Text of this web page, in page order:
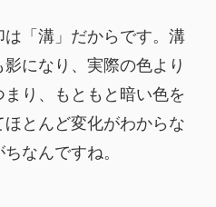
「溝」だからです。溝
になり、実際の色より
り、もともと暗い色を
とんど変化がわからな
なんですね。